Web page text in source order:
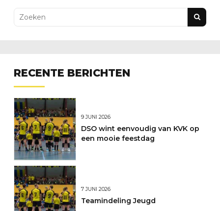
RECENTE BERICHTEN
9 JUNI 2026
DSO wint eenvoudig van KVK op
een mooie feestdag
7 JUNI 2026
Teamindeling Jeugd